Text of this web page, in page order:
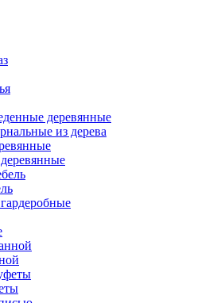
деревянные
из дерева